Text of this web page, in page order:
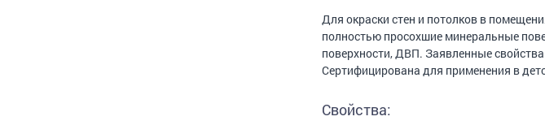
Для окраски стен и потолков в
полностью просохшие минеральные
поверхности, ДВП. Заявленные
Сертифицирована для применения в
Свойства: